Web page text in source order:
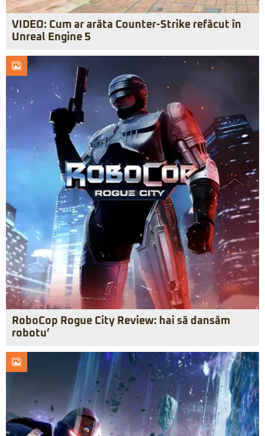
VIDEO: Cum ar arăta Counter-Strike refăcut în
Unreal Engine 5
RoboCop Rogue City Review: hai să dansăm
robotu’